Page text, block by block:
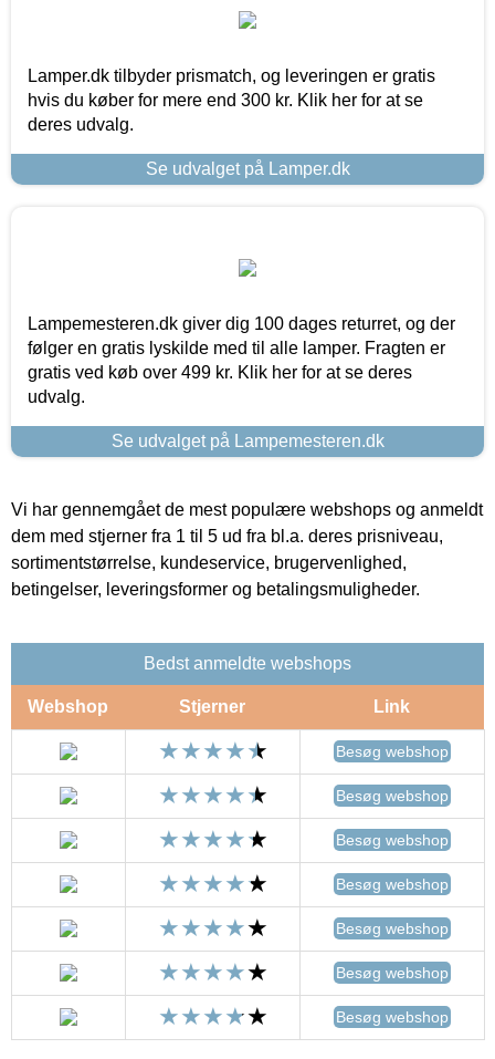
Lamper.dk tilbyder prismatch, og leveringen er gratis
hvis du køber for mere end 300 kr. Klik her for at se
deres udvalg.
Se udvalget på Lamper.dk
Lampemesteren.dk giver dig 100 dages returret, og der
følger en gratis lyskilde med til alle lamper. Fragten er
gratis ved køb over 499 kr. Klik her for at se deres
udvalg.
Se udvalget på Lampemesteren.dk
Vi har gennemgået de mest populære webshops og anmeldt
dem med stjerner fra 1 til 5 ud fra bl.a. deres prisniveau,
sortimentstørrelse, kundeservice, brugervenlighed,
betingelser, leveringsformer og betalingsmuligheder.
Bedst anmeldte webshops
Webshop Stjerner Link
Besøg webshop
Besøg webshop
Besøg webshop
Besøg webshop
Besøg webshop
Besøg webshop
Besøg webshop